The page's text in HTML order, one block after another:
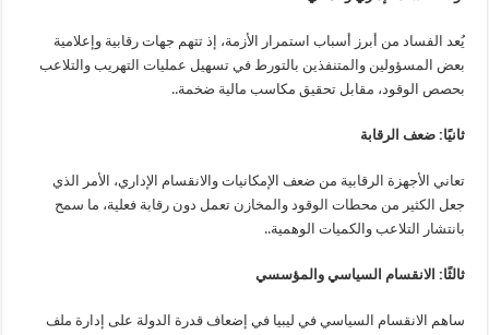
يُعد الفساد من أبرز أسباب استمرار الأزمة، إذ تتهم جهات رقابية وإعلامية
بعض المسؤولين والمتنفذين بالتورط في تسهيل عمليات التهريب والتلاعب
بحصص الوقود، مقابل تحقيق مكاسب مالية ضخمة..
ثانيًا: ضعف الرقابة
تعاني الأجهزة الرقابية من ضعف الإمكانيات والانقسام الإداري، الأمر الذي
جعل الكثير من محطات الوقود والمخازن تعمل دون رقابة فعلية، ما سمح
بانتشار التلاعب والكميات الوهمية..
ثالثًا: الانقسام السياسي والمؤسسي
ساهم الانقسام السياسي في ليبيا في إضعاف قدرة الدولة على إدارة ملف